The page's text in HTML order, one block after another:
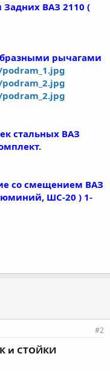
ВАЗ 2110 (
рычагами
стальных ВАЗ
со смещением ВАЗ
ШС-20 ) 1-
#2
и СТОЙКИ